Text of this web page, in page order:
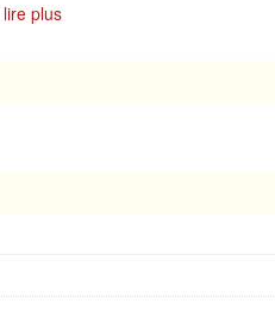
lire plus